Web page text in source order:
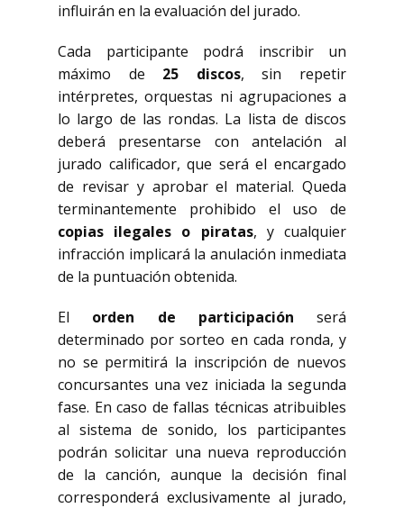
influirán en la evaluación del jurado.
Cada participante podrá inscribir un
máximo de 25 discos, sin repetir
intérpretes, orquestas ni agrupaciones a
lo largo de las rondas. La lista de discos
deberá presentarse con antelación al
jurado calificador, que será el encargado
de revisar y aprobar el material. Queda
terminantemente prohibido el uso de
copias ilegales o piratas, y cualquier
infracción implicará la anulación inmediata
de la puntuación obtenida.
El orden de participación será
determinado por sorteo en cada ronda, y
no se permitirá la inscripción de nuevos
concursantes una vez iniciada la segunda
fase. En caso de fallas técnicas atribuibles
al sistema de sonido, los participantes
podrán solicitar una nueva reproducción
de la canción, aunque la decisión final
corresponderá exclusivamente al jurado,